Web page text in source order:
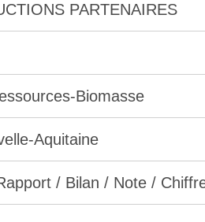
PARTENAIRES
Biomasse
Aquitaine
/ Bilan / Note /